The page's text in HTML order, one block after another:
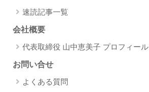
速読記事一覧
会社概要
代表取締役 山中恵美子 プロフィール
お問い合せ
よくある質問